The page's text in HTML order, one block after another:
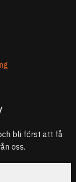
bli först att få
oss.